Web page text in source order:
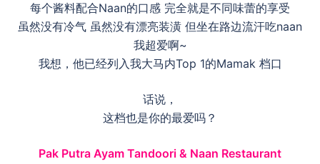
每个酱料配合Naan的口感 完全就是不同味蕾的享受
虽然没有冷气 虽然没有漂亮装潢 但坐在路边流汗吃naan
我超爱啊~
我想，他已经列入我大马内Top 1的Mamak 档口
话说，
这档也是你的最爱吗？
Pak Putra Ayam Tandoori & Naan Restaurant